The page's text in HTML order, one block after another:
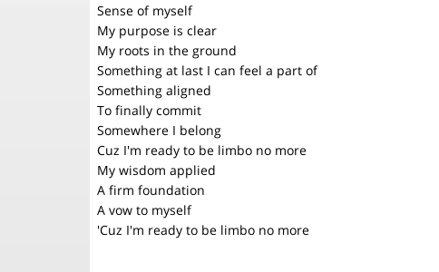
Sense of myself
My purpose is clear
My roots in the ground
Something at last I can feel a part of
Something aligned
To finally commit
Somewhere I belong
Cuz I'm ready to be limbo no more
My wisdom applied
A firm foundation
A vow to myself
'Cuz I'm ready to be limbo no more